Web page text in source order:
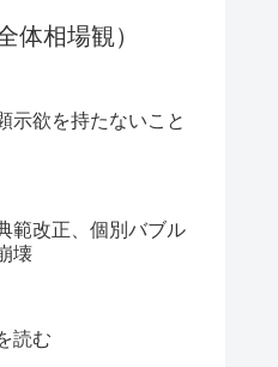
体相場観）
示欲を持たないこと
範改正、個別バブル
壊
読む